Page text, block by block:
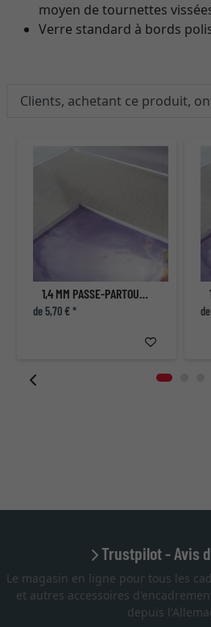
moyen de tournettes
Verre standard à bords
Clients, achetant ce produit,
1,4 MM PASSE-PARTOUT STANDARD
de 5,70 € *
Trustpilot - Avis
Le magasin en ligne pour tous les
et autres accessoires
depuis